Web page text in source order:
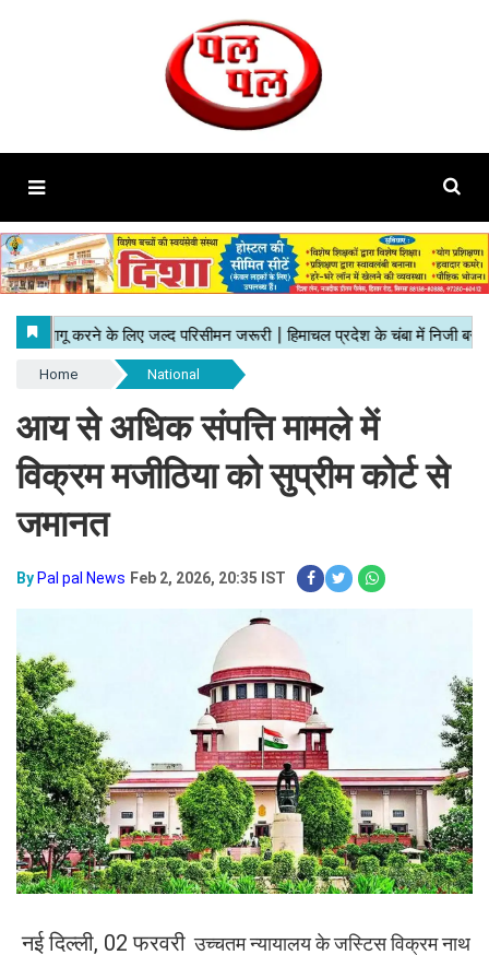
Home National
आय से अधिक संपत्ति मामले में
विक्रम मजीठिया को सुप्रीम कोर्ट से
जमानत
By Pal pal News Feb 2, 2026, 20:35 IST
नई दिल्ली, 02 फरवरी उच्चतम न्यायालय के जस्टिस विक्रम नाथ